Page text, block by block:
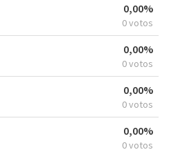
0,00%
0 votos
0,00%
0 votos
0,00%
0 votos
0,00%
0 votos